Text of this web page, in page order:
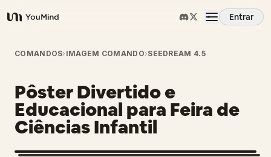
YouMind
Entrar
Visão Geral
Casos de Uso
Habilidades
COMANDOS› IMAGEM COMANDO›SEEDREAM 4.5
Pôster Divertido e
Educacional para Feira de
Ciências Infantil